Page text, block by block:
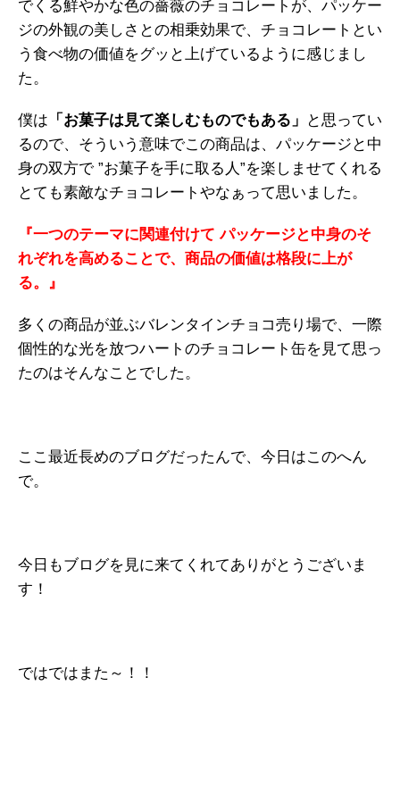
でくる鮮やかな色の薔薇のチョコレートが、パッケー
ジの外観の美しさとの相乗効果で、チョコレートとい
う食べ物の価値をグッと上げているように感じまし
た。
僕は 「お菓子は見て楽しむものでもある」
と思ってい
るので、そういう意味でこの商品は、パッケージと中
身の双方で ”お菓子を手に取る人”を楽しませてくれる
とても素敵なチョコレートやなぁって思いました。
『一つのテーマに関連付けて パッケージと中身のそ
れぞれを高めることで、商品の価値は格段に上が
る。』
多くの商品が並ぶバレンタインチョコ売り場で、一際
個性的な光を放つハートのチョコレート缶を見て思っ
たのはそんなことでした。
ここ最近長めのブログだったんで、今日はこのへん
で。
今日もブログを見に来てくれてありがとうございま
す！
ではではまた～！！